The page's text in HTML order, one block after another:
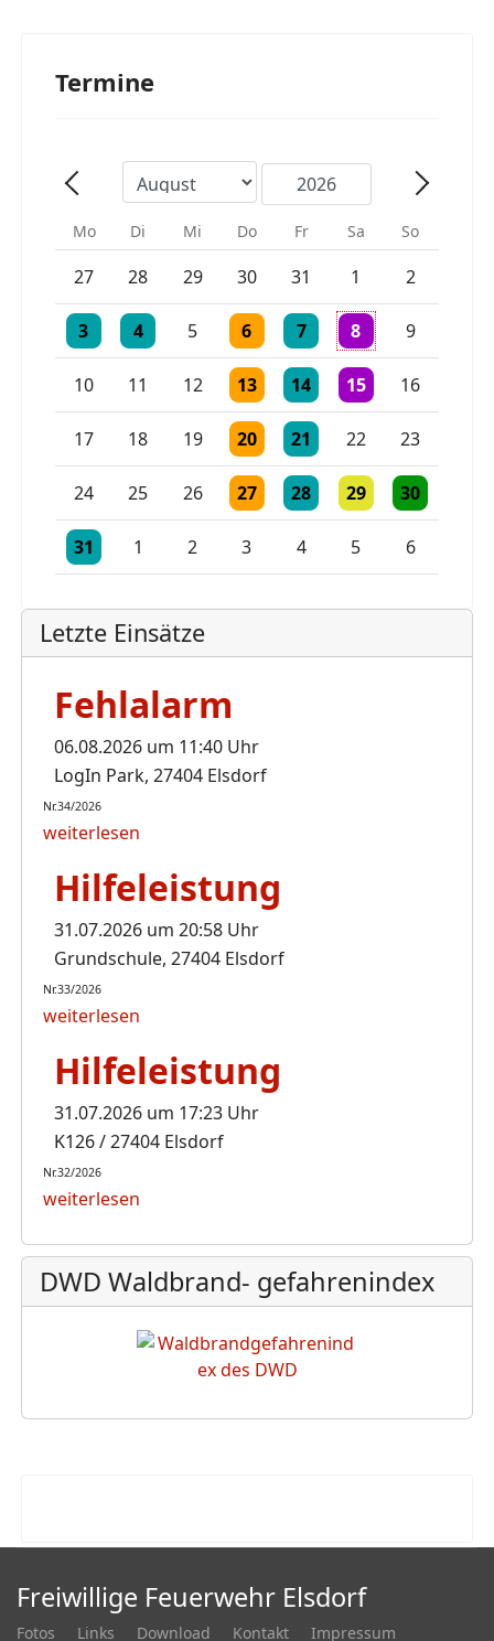
Termine
Mo Di Mi Do Fr Sa So
27 28 29 30
Einzelne Veranstaltung
31
Einzelne Veranstaltung
1 2
3
Einzelne Veranstaltung
4
Einzelne Veranstaltung
5 6
Einzelne Veranstaltung
7
Einzelne Veranstaltung
8
3 Veranstaltungen
9
10 11 12 13
Einzelne Veranstaltung
14
Einzelne Veranstaltung
15
Einzelne16
17 18 19 20
Einzelne Veranstaltung
21
Einzelne Veranstaltung
22 23
24 25 26 27
Einzelne Veranstaltung
28
Einzelne Veranstaltung
29
Einzelne30
Einzelne
31
Einzelne Veranstaltung
1 2 3
Einzelne Veranstaltung
4
Einzelne Veranstaltung
5 6
Letzte Einsätze
Fehlalarm
06.08.2026 um 11:40 Uhr
LogIn Park, 27404 Elsdorf
Nr.34/2026
weiterlesen
Hilfeleistung
31.07.2026 um 20:58 Uhr
Grundschule, 27404 Elsdorf
Nr.33/2026
weiterlesen
Hilfeleistung
31.07.2026 um 17:23 Uhr
K126 / 27404 Elsdorf
Nr.32/2026
weiterlesen
DWD Waldbrand- gefahrenindex
Freiwillige Feuerwehr Elsdorf
Fotos Links Download Kontakt Impressum